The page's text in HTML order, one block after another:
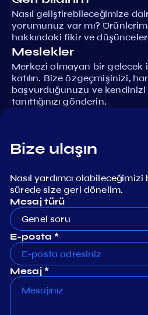
Nasıl geliştirebileceğimize
yorumunuz var mı?
hakkındaki fikir ve
Meslekler
Merkezi olmayan bir gelecek
katılın. Bize özgeçmişinizi,
başvurduğunuzu ve kendinizi
tanıttığınızı gönderin.
Bize ulaşın
Nasıl yardımcı
sürede size geri dönelim.
Mesaj türü
Genel soru
E-posta *
Mesaj *